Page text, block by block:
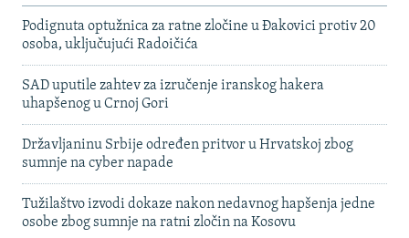
Podignuta optužnica za ratne zločine u Đakovici protiv 20
osoba, uključujući Radoičića
SAD uputile zahtev za izručenje iranskog hakera
uhapšenog u Crnoj Gori
Državljaninu Srbije određen pritvor u Hrvatskoj zbog
sumnje na cyber napade
Tužilaštvo izvodi dokaze nakon nedavnog hapšenja jedne
osobe zbog sumnje na ratni zločin na Kosovu